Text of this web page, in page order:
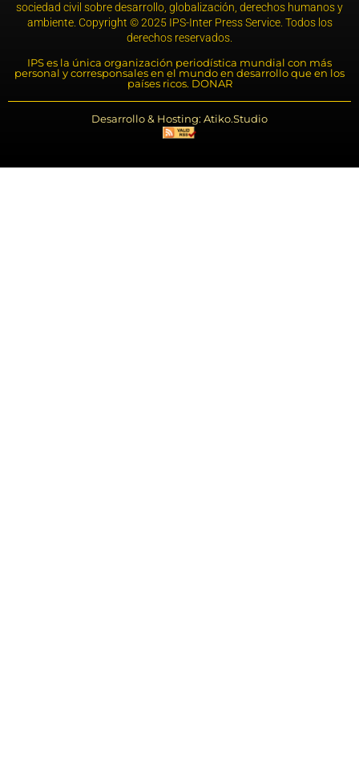
sociedad civil sobre desarrollo, globalización, derechos humanos y
ambiente. Copyright © 2025 IPS-Inter Press Service. Todos los
derechos reservados.
IPS es la única organización periodística mundial con más
personal y corresponsales en el mundo en desarrollo que en los
países ricos. DONAR
Desarrollo & Hosting: Atiko.Studio